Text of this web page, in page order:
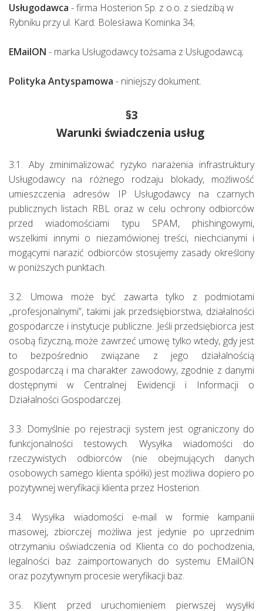
Usługodawca - firma Hosterion Sp. z o.o. z siedzibą w
Rybniku przy ul. Kard. Bolesława Kominka 34;
EMailON - marka Usługodawcy tożsama z Usługodawcą;
Polityka Antyspamowa - niniejszy dokument.
§3
Warunki świadczenia usług
3.1. Aby zminimalizować ryzyko narażenia infrastruktury
Usługodawcy na różnego rodzaju blokady, możliwość
umieszczenia adresów IP Usługodawcy na czarnych
publicznych listach RBL oraz w celu ochrony odbiorców
przed wiadomościami typu SPAM, phishingowymi,
wszelkimi innymi o niezamówionej treści, niechcianymi i
mogącymi narazić odbiorców stosujemy zasady określony
w poniższych punktach.
3.2. Umowa może być zawarta tylko z podmiotami
„profesjonalnymi”, takimi jak przedsiębiorstwa, działalności
gospodarcze i instytucje publiczne. Jeśli przedsiębiorca jest
osobą fizyczną, może zawrzeć umowę tylko wtedy, gdy jest
to bezpośrednio związane z jego działalnością
gospodarczą i ma charakter zawodowy, zgodnie z danymi
dostępnymi w Centralnej Ewidencji i Informacji o
Działalności Gospodarczej.
3.3. Domyślnie po rejestracji system jest ograniczony do
funkcjonalności testowych. Wysyłka wiadomości do
rzeczywistych odbiorców (nie obejmujących danych
osobowych samego klienta spółki) jest możliwa dopiero po
pozytywnej weryfikacji klienta przez Hosterion.
3.4. Wysyłka wiadomości e-mail w formie kampanii
masowej, zbiorczej możliwa jest jedynie po uprzednim
otrzymaniu oświadczenia od Klienta co do pochodzenia,
legalności baz zaimportowanych do systemu EMailON
oraz pozytywnym procesie weryfikacji baz.
3.5. Klient przed uruchomieniem pierwszej wysyłki